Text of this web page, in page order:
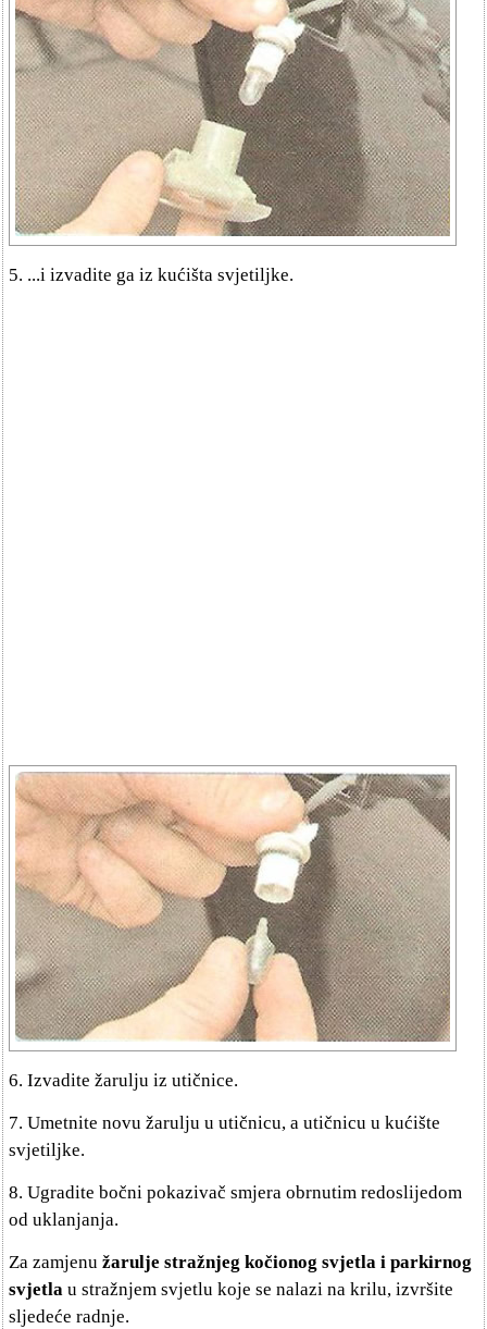
5. ...i izvadite ga iz kućišta svjetiljke.
6. Izvadite žarulju iz utičnice.
7. Umetnite novu žarulju u utičnicu, a utičnicu u kućište
svjetiljke.
8. Ugradite bočni pokazivač smjera obrnutim redoslijedom
od uklanjanja.
Za zamjenu žarulje stražnjeg kočionog svjetla i parkirnog
svjetla u stražnjem svjetlu koje se nalazi na krilu, izvršite
sljedeće radnje.